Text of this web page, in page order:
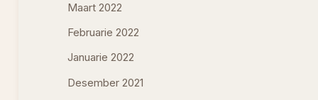
Maart 2022
Februarie 2022
Januarie 2022
Desember 2021